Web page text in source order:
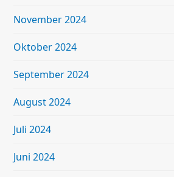
November 2024
Oktober 2024
September 2024
August 2024
Juli 2024
Juni 2024